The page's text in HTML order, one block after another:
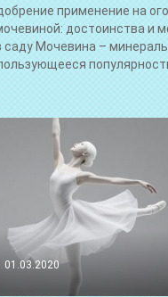
применение на
достоинства и
саду Мочевина –
01.03.2020